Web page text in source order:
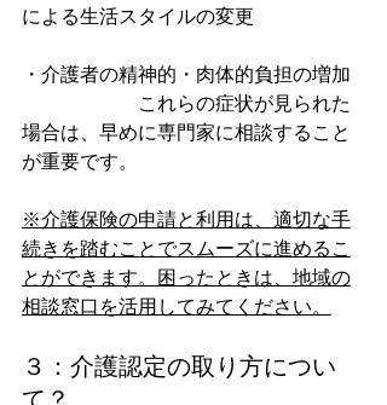
による生活スタイルの変更
・介護者の精神的・肉体的負担の増加
これらの症状が見られた
場合は、早めに専門家に相談すること
が重要です。
※介護保険の申請と利用は、適切な手
続きを踏むことでスムーズに進めるこ
とができます。困ったときは、地域の
相談窓口を活用してみてください。
３：介護認定の取り方につい